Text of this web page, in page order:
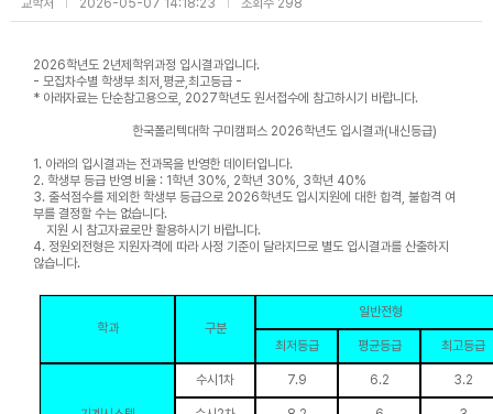
교학처 | 2026-05-07 14:18:23 | 조회수 298
2026학년도 2년제학위과정 입시결과입니다.
- 모집차수별 학생부 최저,평균,최고등급 -
* 아래자료는 단순참고용으로, 2027학년도 원서접수에 참고하시기 바랍니다.
한국폴리텍대학 구미캠퍼스 2026학년도 입시결과(내신등급)
1. 아래의 입시결과는 전과목을 반영한 데이터입니다.
2. 학생부 등급 반영 비율 : 1학년 30%, 2학년 30%, 3학년 40%
3. 출석점수를 제외한 학생부 등급으로 2026학년도 입시지원에 대한 합격, 불합격 여
부를 결정할 수는 없습니다.
지원 시 참고자료로만 활용하시기 바랍니다.
4. 정원외전형은 지원자격에 따라 사정 기준이 달라지므로 별도 입시결과를 산출하지
않습니다.
학과 구분
일반전형
최저등급 평균등급 최고등급
수시1차 7.9 6.2 3.2